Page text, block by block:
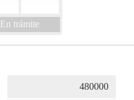
En trámite